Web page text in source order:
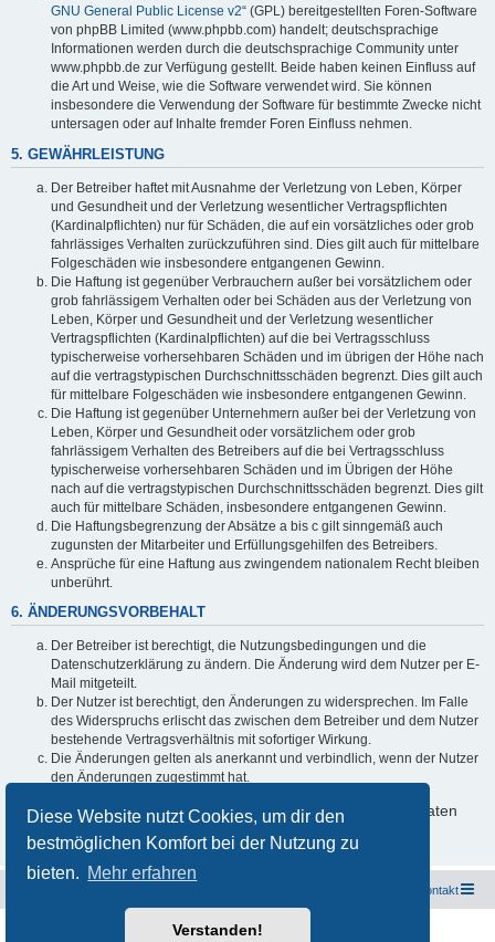
Diese Website nutzt Cookies, um dir den
bestmöglichen Komfort bei der Nutzung zu
bieten. Mehr erfahren
Verstanden!
GNU General Public License v2“ (GPL) bereitgestellten Foren-Software
von phpBB Limited (www.phpbb.com) handelt; deutschsprachige
Informationen werden durch die deutschsprachige Community unter
www.phpbb.de zur Verfügung gestellt. Beide haben keinen Einfluss auf
die Art und Weise, wie die Software verwendet wird. Sie können
insbesondere die Verwendung der Software für bestimmte Zwecke nicht
untersagen oder auf Inhalte fremder Foren Einfluss nehmen.
5. GEWÄHRLEISTUNG
Der Betreiber haftet mit Ausnahme der Verletzung von Leben, Körper
und Gesundheit und der Verletzung wesentlicher Vertragspflichten
(Kardinalpflichten) nur für Schäden, die auf ein vorsätzliches oder grob
fahrlässiges Verhalten zurückzuführen sind. Dies gilt auch für mittelbare
Folgeschäden wie insbesondere entgangenen Gewinn.
Die Haftung ist gegenüber Verbrauchern außer bei vorsätzlichem oder
grob fahrlässigem Verhalten oder bei Schäden aus der Verletzung von
Leben, Körper und Gesundheit und der Verletzung wesentlicher
Vertragspflichten (Kardinalpflichten) auf die bei Vertragsschluss
typischerweise vorhersehbaren Schäden und im übrigen der Höhe nach
auf die vertragstypischen Durchschnittsschäden begrenzt. Dies gilt auch
für mittelbare Folgeschäden wie insbesondere entgangenen Gewinn.
Die Haftung ist gegenüber Unternehmern außer bei der Verletzung von
Leben, Körper und Gesundheit oder vorsätzlichem oder grob
fahrlässigem Verhalten des Betreibers auf die bei Vertragsschluss
typischerweise vorhersehbaren Schäden und im Übrigen der Höhe
nach auf die vertragstypischen Durchschnittsschäden begrenzt. Dies gilt
auch für mittelbare Schäden, insbesondere entgangenen Gewinn.
Die Haftungsbegrenzung der Absätze a bis c gilt sinngemäß auch
zugunsten der Mitarbeiter und Erfüllungsgehilfen des Betreibers.
Ansprüche für eine Haftung aus zwingendem nationalem Recht bleiben
unberührt.
6. ÄNDERUNGSVORBEHALT
Der Betreiber ist berechtigt, die Nutzungsbedingungen und die
Datenschutzerklärung zu ändern. Die Änderung wird dem Nutzer per E-
Mail mitgeteilt.
Der Nutzer ist berechtigt, den Änderungen zu widersprechen. Im Falle
des Widerspruchs erlischt das zwischen dem Betreiber und dem Nutzer
bestehende Vertragsverhältnis mit sofortiger Wirkung.
Die Änderungen gelten als anerkannt und verbindlich, wenn der Nutzer
den Änderungen zugestimmt hat.
Informationen über den Umgang mit deinen persönlichen Daten
sind in der Datenschutzerklärung enthalten.
Kontakt
phpBB® Forum Software © phpBB Limited